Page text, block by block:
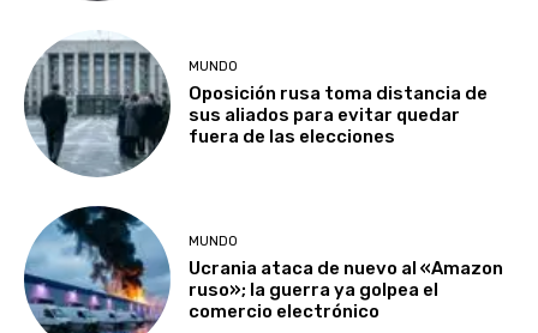
MUNDO
Oposición rusa toma distancia de
sus aliados para evitar quedar
fuera de las elecciones
MUNDO
Ucrania ataca de nuevo al «Amazon
ruso»; la guerra ya golpea el
comercio electrónico